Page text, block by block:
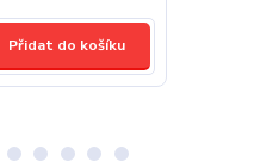
Přidat do košíku